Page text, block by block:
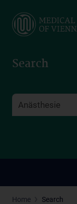
main
Search
Home Search